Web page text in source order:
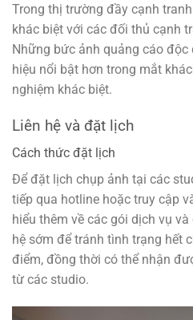
Trong thị trường đầy cạnh
khác biệt với các đối thủ cạnh
Những bức ảnh quảng cáo
hiệu nổi bật hơn trong mắt
nghiệm khác biệt.
Liên hệ và đặt lịch
Cách thức đặt lịch
Để đặt lịch chụp ảnh tại các
tiếp qua hotline hoặc truy cập
hiểu thêm về các gói dịch vụ
hệ sớm để tránh tình trạng hết
điểm, đồng thời có thể nhận
từ các studio.